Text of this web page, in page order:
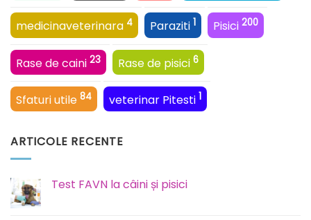
medicinaveterinara 4 Paraziti 1 Pisici 200
Rase de caini 23 Rase de pisici 6
Sfaturi utile 84 veterinar Pitesti 1
ARTICOLE RECENTE
Test FAVN la câini și pisici